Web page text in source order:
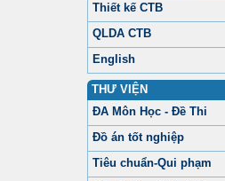
Thiết kế CTB
QLDA CTB
English
THƯ VIỆN
ĐA Môn Học - Đề Thi
Đồ án tốt nghiệp
Tiêu chuẩn-Qui phạm